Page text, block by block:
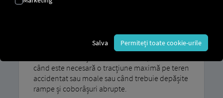
Programul nostru de conducere MAN TipMatic
Vehiculele off-road sunt concepute pentru
când este necesară o tracțiune maximă pe teren
accidentat sau moale sau când trebuie depășite
rampe și coborâșuri abrupte.
Salva Permiteți toate cookie-urile